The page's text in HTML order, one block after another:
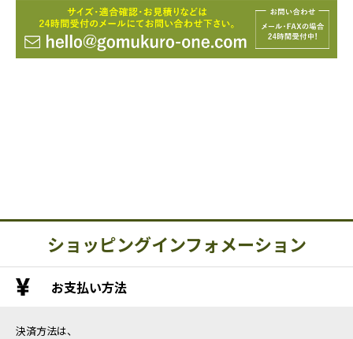
ショッピングインフォメーション
お支払い方法
決済方法は、